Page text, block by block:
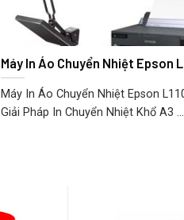
Máy In Áo Chuyển Nhiệt Epson
Máy In Áo Chuyển Nhiệt Epson
Giải Pháp In Chuyển Nhiệt Khổ A3 ...